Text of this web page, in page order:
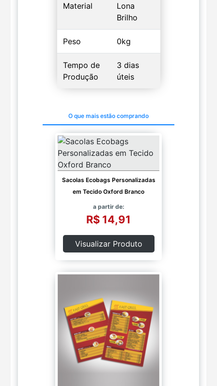
Material
Lona
Brilho
Peso 0kg
Tempo de
Produção
3 dias
úteis
O que mais estão comprando
Sacolas Ecobags Personalizadas
em Tecido Oxford Branco
a partir de:
R$ 14,91
Visualizar Produto